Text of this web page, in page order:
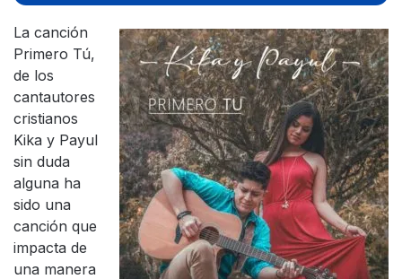
La canción
Primero Tú,
de los
cantautores
cristianos
Kika y Payul
sin duda
alguna ha
sido una
canción que
impacta de
una manera